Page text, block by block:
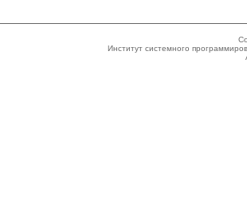
Институт системного